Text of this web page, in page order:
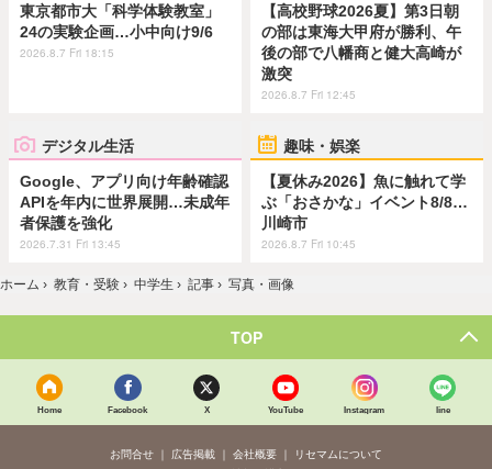
東京都市大「科学体験教室」
24の実験企画…小中向け9/6
2026.8.7 Fri 18:15
【高校野球2026夏】第3日朝
の部は東海大甲府が勝利、午
後の部で八幡商と健大高崎が
激突
2026.8.7 Fri 12:45
デジタル生活
Google、アプリ向け年齢確認
APIを年内に世界展開…未成年
者保護を強化
2026.7.31 Fri 13:45
趣味・娯楽
【夏休み2026】魚に触れて学
ぶ「おさかな」イベント8/8…
川崎市
2026.8.7 Fri 10:45
ホーム › 教育・受験 › 中学生 › 記事 › 写真・画像
TOP
Home Facebook X YouTube Instagram line
お問合せ 広告掲載 会社概要
リセマムについて